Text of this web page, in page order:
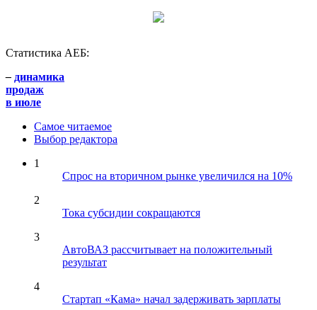
Статистика АЕБ:
– динамика
продаж
в июле
Самое читаемое
Выбор редактора
1
Спрос на вторичном рынке увеличился на 10%
2
Тока субсидии сокращаются
3
АвтоВАЗ рассчитывает на положительный
результат
4
Стартап «Кама» начал задерживать зарплаты